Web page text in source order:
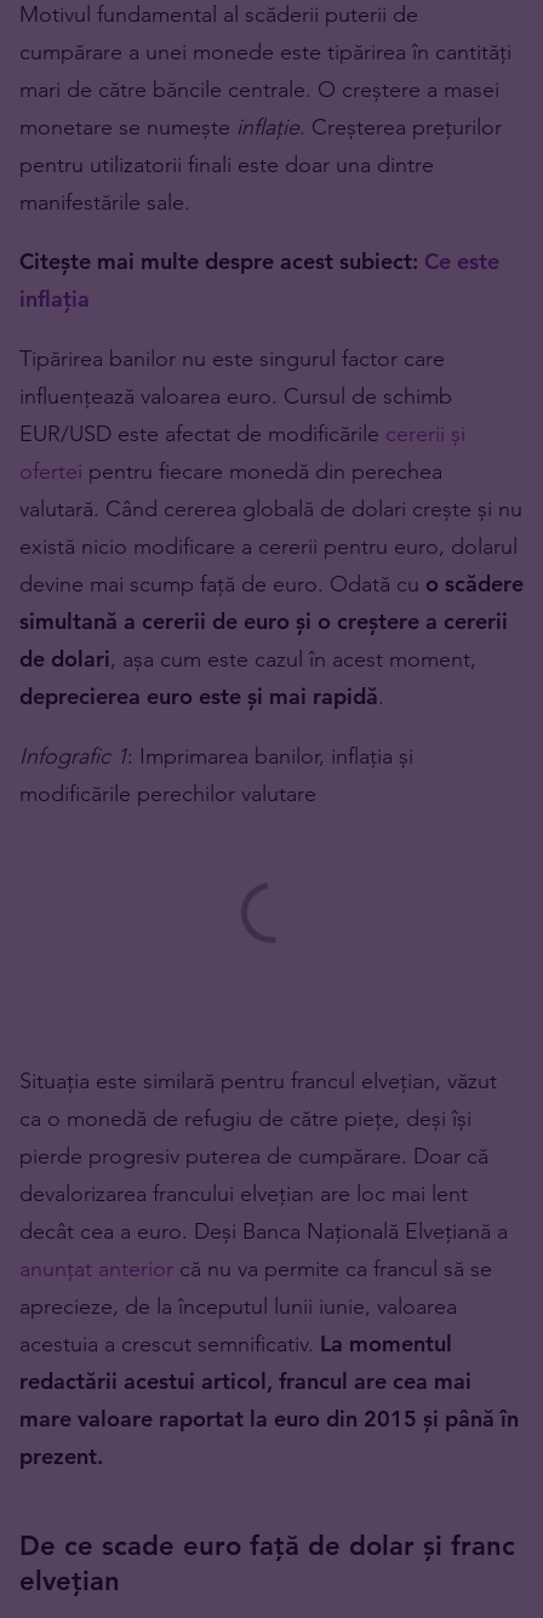
Motivul fundamental al scăderii puterii de
cumpărare a unei monede este tipărirea în cantități
mari de către băncile centrale. O creștere a masei
monetare se numește inflație. Creșterea prețurilor
pentru utilizatorii finali este doar una dintre
manifestările sale.
Citește mai multe despre acest subiect: Ce este
inflația
Tipărirea banilor nu este singurul factor care
influențează valoarea euro. Cursul de schimb
EUR/USD este afectat de modificările cererii și
ofertei pentru fiecare monedă din perechea
valutară. Când cererea globală de dolari crește și nu
există nicio modificare a cererii pentru euro, dolarul
devine mai scump față de euro. Odată cu o scădere
simultană a cererii de euro și o creștere a cererii
de dolari, așa cum este cazul în acest moment,
deprecierea euro este și mai rapidă.
Infografic 1: Imprimarea banilor, inflația și
modificările perechilor valutare
Situația este similară pentru francul elvețian, văzut
ca o monedă de refugiu de către piețe, deși își
pierde progresiv puterea de cumpărare. Doar că
devalorizarea francului elvețian are loc mai lent
decât cea a euro. Deși Banca Națională Elvețiană a
anunțat anterior că nu va permite ca francul să se
aprecieze, de la începutul lunii iunie, valoarea
acestuia a crescut semnificativ. La momentul
redactării acestui articol, francul are cea mai
mare valoare raportat la euro din 2015 și până în
prezent.
De ce scade euro față de dolar și franc
elvețian